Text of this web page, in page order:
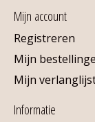
Mijn account
Registreren
Mijn
Mijn
Informatie